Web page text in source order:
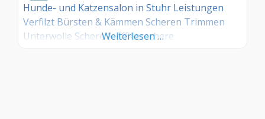
Hunde- und Katzensalon in Stuhr Leistungen
Verfilzt Bürsten & Kämmen Scheren Trimmen
Unterwolle Schere & Effilierschere
Weiterlesen …